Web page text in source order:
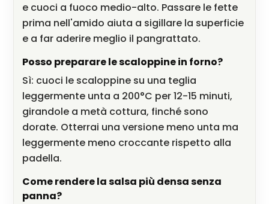
e cuoci a fuoco medio-alto. Passare le fette
prima nell'amido aiuta a sigillare la superficie
e a far aderire meglio il pangrattato.
Posso preparare le scaloppine in forno?
Sì: cuoci le scaloppine su una teglia
leggermente unta a 200°C per 12-15 minuti,
girandole a metà cottura, finché sono
dorate. Otterrai una versione meno unta ma
leggermente meno croccante rispetto alla
padella.
Come rendere la salsa più densa senza
panna?